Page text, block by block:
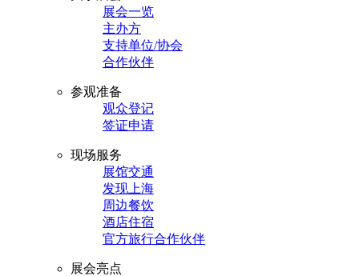
展会一览
主办方
支持单位/协会
合作伙伴
参观准备
观众登记
签证申请
现场服务
展馆交通
发现上海
周边餐饮
酒店住宿
官方旅行合作伙伴
展会亮点